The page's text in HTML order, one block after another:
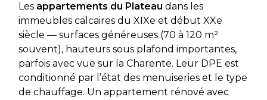
Les appartements du Plateau dans les
immeubles calcaires du XIXe et début XXe
siècle — surfaces généreuses (70 à 120 m²
souvent), hauteurs sous plafond importantes,
parfois avec vue sur la Charente. Leur DPE est
conditionné par l’état des menuiseries et le type
de chauffage. Un appartement rénové avec